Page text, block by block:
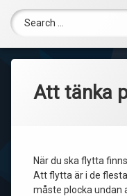
Att tänka
När du ska flytta
Att flytta är i de
måste plocka undan